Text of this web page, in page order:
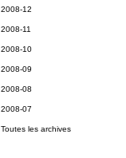
2008-12
2008-11
2008-10
2008-09
2008-08
2008-07
Toutes les archives